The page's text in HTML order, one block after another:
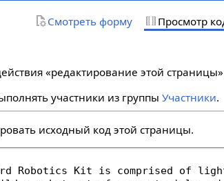
Смотреть форму Просмотр
«редактирование этой
участники из группыУчастники.
исходный код этой страницы.